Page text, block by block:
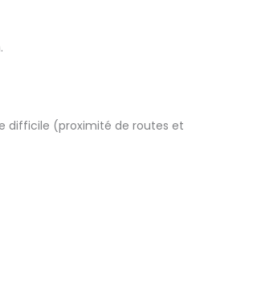
difficile (proximité de routes et